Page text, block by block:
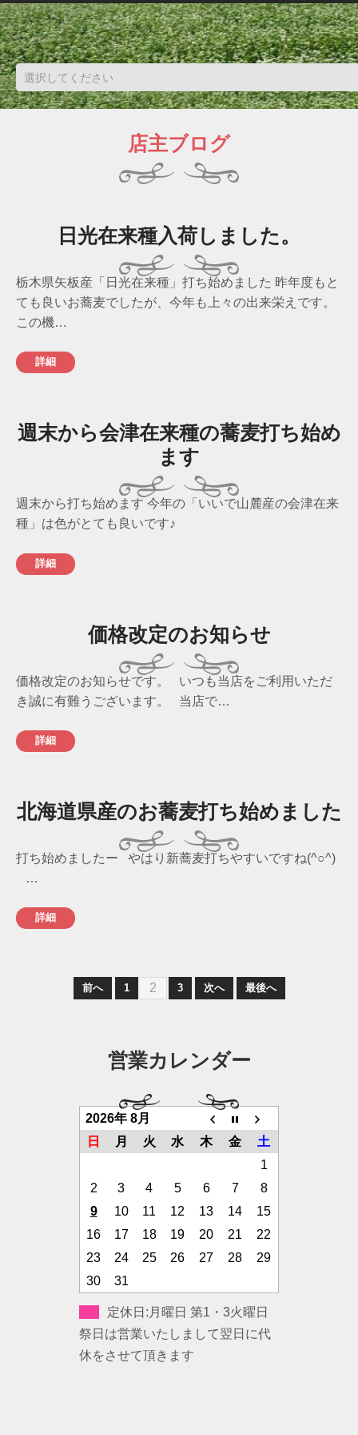
店主ブログ
日光在来種入荷しました。
栃木県矢板産「日光在来種」打ち始めました 昨年度もと
ても良いお蕎麦でしたが、今年も上々の出来栄えです。
この機…
詳細
週末から会津在来種の蕎麦打ち始め
ます
週末から打ち始めます 今年の「いいで山麓産の会津在来
種」は色がとても良いです♪
詳細
価格改定のお知らせ
価格改定のお知らせです。 いつも当店をご利用いただ
き誠に有難うございます。 当店で…
詳細
北海道県産のお蕎麦打ち始めました
打ち始めましたー やはり新蕎麦打ちやすいですね(^○^)
…
詳細
前へ 1 2 3 次へ 最後へ
営業カレンダー
2026年 8月
日
月 火 水 木 金
土
1
2
3 4 5 6 7
8
9
10 11 12 13 14
15
16
17 18 19 20 21
22
23
24 25 26 27 28
29
30
31
定休日:月曜日 第1・3火曜日
祭日は営業いたしまして翌日に代
休をさせて頂きます